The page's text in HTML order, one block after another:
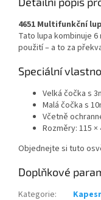
4651 Multifunkční
Tato lupa kombinuje
použití – a to za
Speciální
Velká čočka s
Malá čočka s
Včetně
Rozměry: 115 ×
Objednejte si tuto
Doplňkové
Kategorie: